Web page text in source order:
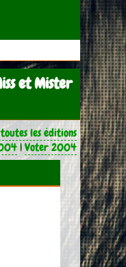
et Mister
les éditions
|Voter 2004